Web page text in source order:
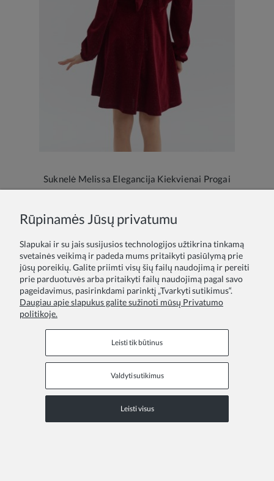
Suknelė Melissa Elegancija Kiekvienai Progai
Įprasta kaina:39,00 €
Rūpinamės Jūsų privatumu
Slapukai ir su jais susijusios technologijos užtikrina tinkamą
svetainės veikimą ir padeda mums pritaikyti pasiūlymą prie
jūsų poreikių. Galite priimti visų šių failų naudojimą ir pereiti
prie parduotuvės arba pritaikyti failų naudojimą pagal savo
pageidavimus, pasirinkdami parinktį „Tvarkyti sutikimus“.
Daugiau apie slapukus galite sužinoti mūsų Privatumo
politikoje.
Leisti tik būtinus
Valdyti sutikimus
Leisti visus